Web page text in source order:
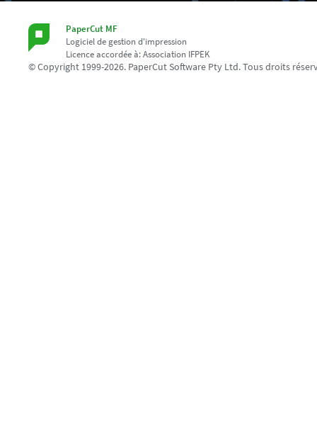
PaperCut MF
Logiciel de gestion d'impression
Licence accordée à: Association IFPEK
© Copyright 1999-2026. PaperCut Software Pty Ltd. Tous droits